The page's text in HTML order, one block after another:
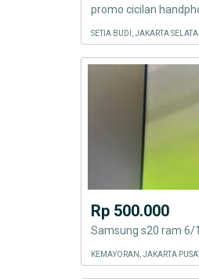
promo cicilan
SETIA BUDI, JAKARTA
Rp 500.000
Samsung s20 ram 6/
KEMAYORAN, JAKARTA